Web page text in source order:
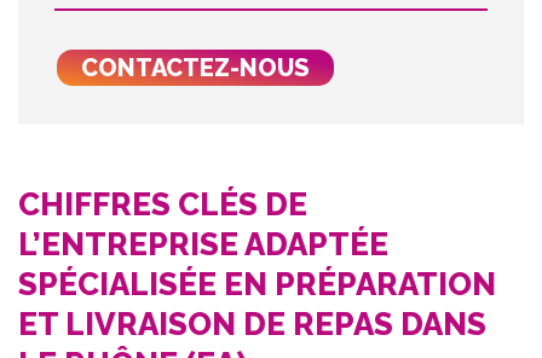
CONTACTEZ-NOUS
CHIFFRES CLÉS DE
L’ENTREPRISE ADAPTÉE
SPÉCIALISÉE EN PRÉPARATION
ET LIVRAISON DE REPAS DANS